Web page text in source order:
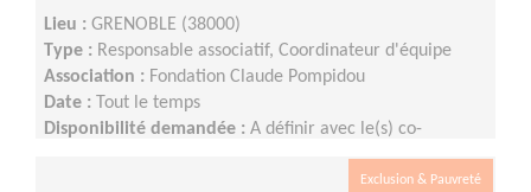
Lieu : GRENOBLE (38000)
Type : Responsable associatif, Coordinateur d'équipe
Association : Fondation Claude Pompidou
Date : Tout le temps
Disponibilité demandée : A définir avec le(s) co-
référents, au moins 1/2 jour / semaine, à répartir selon
vos disponibilités et 2 années minimum d'engagement
Exclusion & Pauvreté